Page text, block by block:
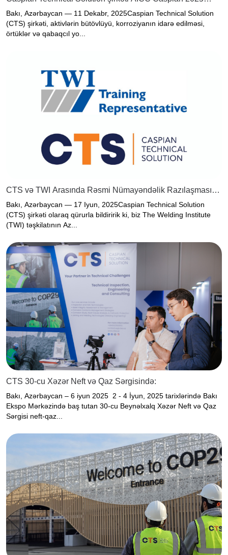
sərgisində “Korroziya Təftişi Texnologiyası” Mükafatına
layiq görülüb
Bakı, Azərbaycan — 11 Dekabr, 2025Caspian Technical Solution
(CTS) şirkəti, aktivlərin bütövlüyü, korroziyanın idarə edilməsi,
örtüklər və qabaqcıl yo...
CTS və TWI Arasında Rəsmi Nümayəndəlik Razılaşması
İmzalandı
Bakı, Azərbaycan — 17 Iyun, 2025Caspian Technical Solution
(CTS) şirkəti olaraq qürurla bildiririk ki, biz The Welding Institute
(TWI) təşkilatının Az...
CTS 30-cu Xəzər Neft və Qaz Sərgisində:
Bakı, Azərbaycan – 6 iyun 2025 2 - 4 İyun, 2025 tarixlərində Bakı
Ekspo Mərkəzində baş tutan 30-cu Beynəlxalq Xəzər Neft və Qaz
Sərgisi neft-qaz...